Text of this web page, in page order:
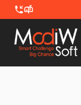
Skip to content